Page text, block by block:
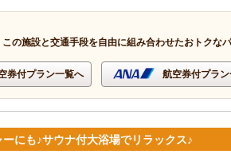
この施設と交通手段を自由に組み合わせたおトクな
券付プラン一覧へ 航空券付プラ
にも♪サウナ付大浴場でリラックス♪